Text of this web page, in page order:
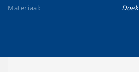
Materiaal:
Doek